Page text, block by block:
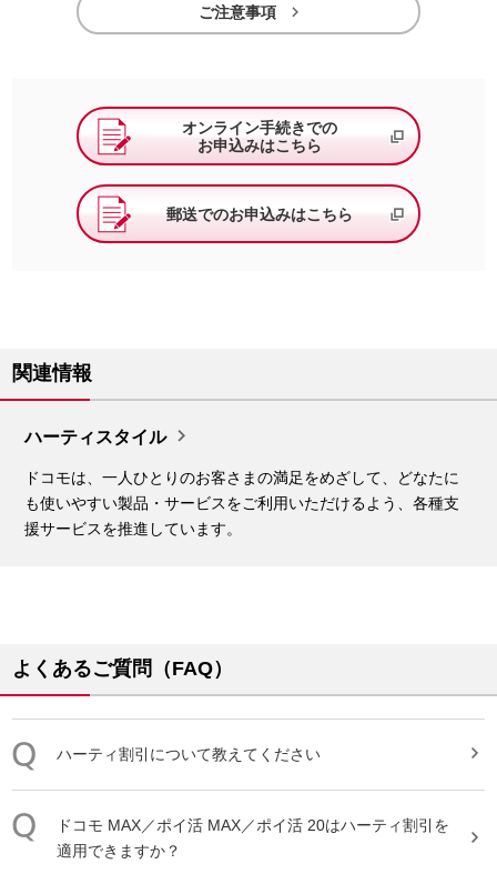
ご注意事項 
オンライン手続きでの
お申込みはこちら
郵送でのお申込みはこちら
関連情報
ハーティスタイル 
ドコモは、一人ひとりのお客さまの満足をめざして、どなたに
も使いやすい製品・サービスをご利用いただけるよう、各種支
援サービスを推進しています。
よくあるご質問（FAQ）
ハーティ割引 について教えてください
ドコモ MAX／ポイ活 MAX／ポイ活 20はハーティ割引 を
適用できますか？